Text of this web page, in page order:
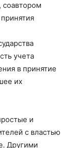
соавтором
учета
в принятие
их
и
с властью
Другими